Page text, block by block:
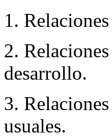
1.
2.
desarrollo.
3.
usuales.